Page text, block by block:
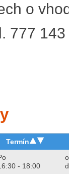
o
777
Termín
- 18:00